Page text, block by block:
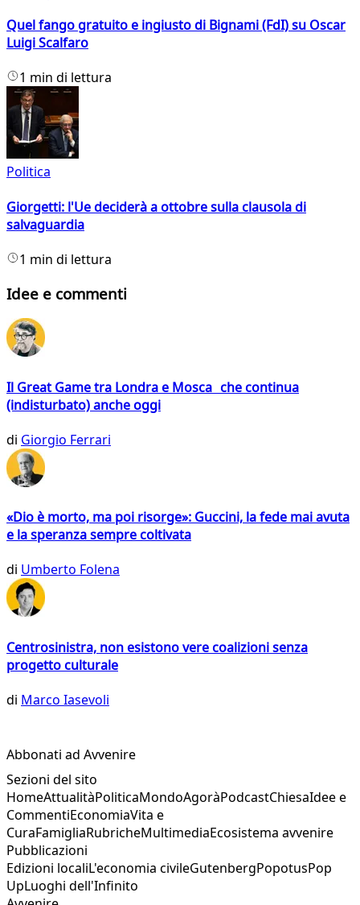
Quel fango gratuito e ingiusto di Bignami (FdI) su Oscar
Luigi Scalfaro
1 min di lettura
Politica
Giorgetti: l'Ue deciderà a ottobre sulla clausola di
salvaguardia
1 min di lettura
Idee e commenti
Il Great Game tra Londra e Mosca che continua
(indisturbato) anche oggi
di Giorgio Ferrari
«Dio è morto, ma poi risorge»: Guccini, la fede mai avuta
e la speranza sempre coltivata
di Umberto Folena
Centrosinistra, non esistono vere coalizioni senza
progetto culturale
di Marco Iasevoli
Abbonati ad Avvenire
Sezioni del sito
HomeAttualitàPoliticaMondoAgoràPodcastChiesaIdee e
CommentiEconomiaVita e
CuraFamigliaRubricheMultimediaEcosistema avvenire
Pubblicazioni
Edizioni localiL'economia civileGutenbergPopotusPop
UpLuoghi dell'Infinito